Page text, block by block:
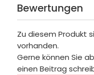
Bewertungen
Zu diesem Produkt
vorhanden.
Gerne können Sie
einen Beitrag